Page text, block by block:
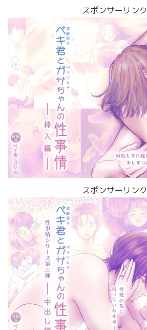
スポンサーリンク
スポンサーリンク